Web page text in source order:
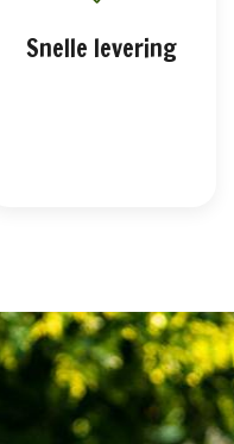
Snelle levering